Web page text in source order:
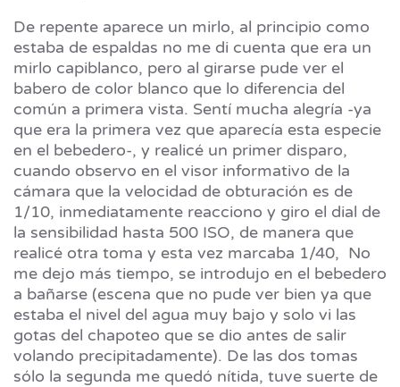
De repente aparece un mirlo, al principio como
estaba de espaldas no me di cuenta que era un
mirlo capiblanco, pero al girarse pude ver el
babero de color blanco que lo diferencia del
común a primera vista. Sentí mucha alegría -ya
que era la primera vez que aparecía esta especie
en el bebedero-, y realicé un primer disparo,
cuando observo en el visor informativo de la
cámara que la velocidad de obturación es de
1/10, inmediatamente reacciono y giro el dial de
la sensibilidad hasta 500 ISO, de manera que
realicé otra toma y esta vez marcaba 1/40, No
me dejo más tiempo, se introdujo en el bebedero
a bañarse (escena que no pude ver bien ya que
estaba el nivel del agua muy bajo y solo vi las
gotas del chapoteo que se dio antes de salir
volando precipitadamente). De las dos tomas
sólo la segunda me quedó nítida, tuve suerte de